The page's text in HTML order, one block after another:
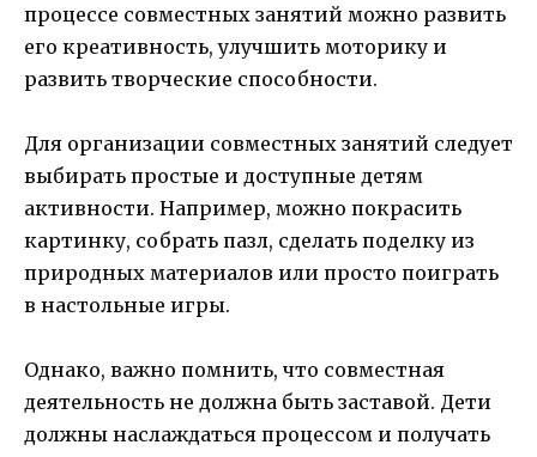
процессе совместных занятий можно развить
его креативность, улучшить моторику и
развить творческие способности.
Для организации совместных занятий следует
выбирать простые и доступные детям
активности. Например, можно покрасить
картинку, собрать пазл, сделать поделку из
природных материалов или просто поиграть
в настольные игры.
Однако, важно помнить, что совместная
деятельность не должна быть заставой. Дети
должны наслаждаться процессом и получать